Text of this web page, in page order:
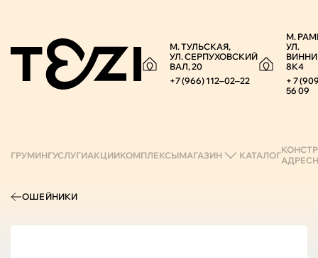
М. ТУЛЬСКАЯ,
УЛ. СЕРПУХОВСКИЙ
ВАЛ, 20
+7 (966) 112‒02‒22
М.
УЛ.
8К4
+ 7
56 09
ГРУМИНГУСЛУГИАКЦИИКОМПЛЕКСЫМАГАЗИН КАТАЛОГ
ОШЕЙНИКИ